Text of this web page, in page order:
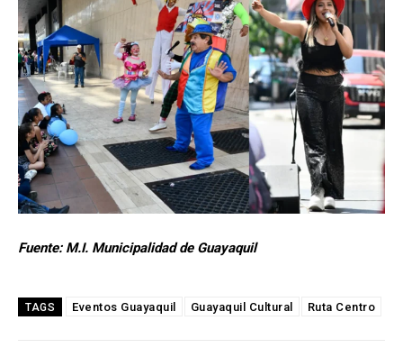
Fuente: M.I. Municipalidad de Guayaquil
TAGS Eventos Guayaquil Guayaquil Cultural Ruta Centro